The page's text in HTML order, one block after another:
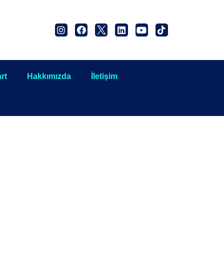
Hakkımızda İletişim